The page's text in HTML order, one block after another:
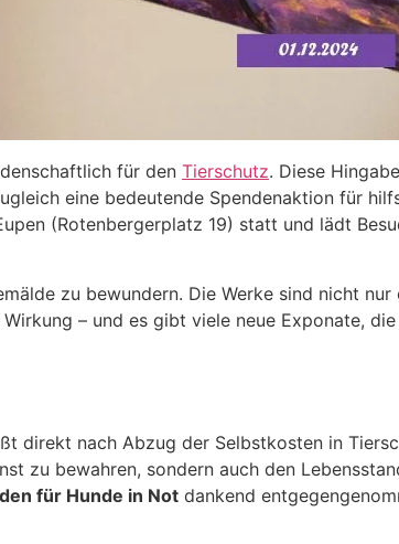
für den Tierschutz. Diese
eine bedeutende Spendenaktion für
(Rotenbergerplatz 19) statt und lädt
zu bewundern. Die Werke sind nicht nur
– und es gibt viele neue Exponate,
direkt nach Abzug der Selbstkosten in
zu bewahren, sondern auch den
für Hunde in Not dankend